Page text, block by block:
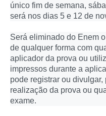
único fim de semana,
será nos dias 5 e 12 de
Será eliminado do Enem
de qualquer forma com
aplicador da prova ou
impressos durante a
pode registrar ou divulgar,
realização da prova ou
exame.